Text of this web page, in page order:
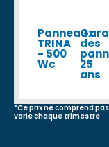
Panneaux
TRINA
- 500
Wc
des
25
ans
*Ce prix ne comprend
varie chaque trimestre